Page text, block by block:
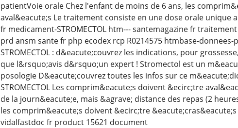
patientVoie orale Chez l'enfant de moins de 6 ans, les
aval&eacute;s Le traitement consiste en une dose orale unique
fr medicament-STROMECTOL htm--- santemagazine fr
prd ansm sante fr php ecodex rcp R0214575 htmbase-
STROMECTOL : d&eacute;couvrez les indications, pour
que l&rsquo;avis d&rsquo;un expert ! Stromectol est un
posologie D&eacute;couvrez toutes les infos sur ce
STROMECTOL Les comprim&eacute;s doivent &ecirc;tre
de la journ&eacute;e, mais &agrave; distance des repas (2
les comprim&eacute;s doivent &ecirc;tre
vidalfastdoc fr product 15621 document